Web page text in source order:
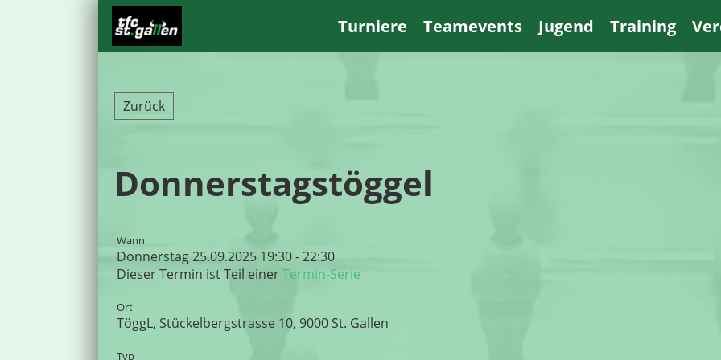
Turniere Teamevents Jugend Training
Zurück
Donnerstagstöggel
Wann
Donnerstag 25.09.2025 19:30 - 22:30
Dieser Termin ist Teil einerTermin-Serie
Ort
TöggL, Stückelbergstrasse 10, 9000 St. Gallen
Typ